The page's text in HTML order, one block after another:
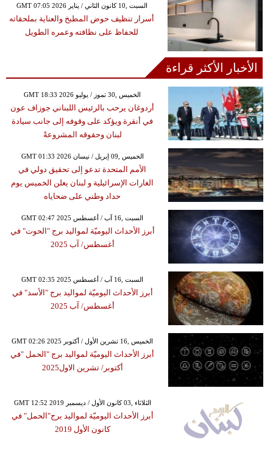
GMT 07:05 2026 السبت ,10 كانون الثاني / يناير
أسرار تنظيف حوض المطبخ والعناية بملحقاته
للحفاظ على نظافته وعمره الطويل
الأخبار الأكثر قراءة
GMT 18:33 2026 الخميس ,30 تموز / يوليو
أردوغان يرحب بالرئيس اللبناني جوزاف عون
في أنقرة ويؤكد على وقوفه إلى جانب سيادة
لبنان وحقوقه المشروعةً
GMT 01:33 2026 الخميس ,09 إبريل / نيسان
الأمم المتحدة تدعو إلى تحقيق دولي في
الغارات الإسرائيلية و لبنان يعلن الخميس يوم
حداد وطني على ضحاياه
GMT 02:47 2025 السبت ,16 آب / أغسطس
أبرز الأحداث اليوميّة لمواليد برج "الحوت" في
أغسطس/ آب 2025
GMT 02:35 2025 السبت ,16 آب / أغسطس
أبرز الأحداث اليوميّة لمواليد برج "الأسد" في
أغسطس/ آب 2025
GMT 02:26 2025 الخميس ,16 تشرين الأول / أكتوبر
أبرز الأحداث اليوميّة لمواليد برج "الحمل "في
أكتوبر/ تشرين الاول2025
GMT 12:52 2019 الثلاثاء ,03 كانون الأول / ديسمبر
أبرز الأحداث اليوميّة لمواليد برج"الحمل" في
كانون الأول 2019